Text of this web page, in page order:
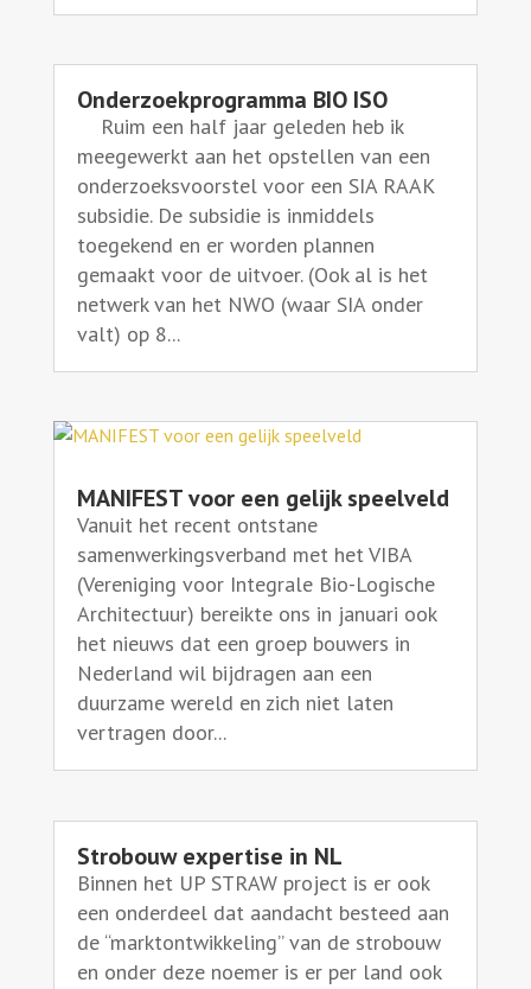
Onderzoekprogramma BIO ISO
Ruim een half jaar geleden heb ik
meegewerkt aan het opstellen van een
onderzoeksvoorstel voor een SIA RAAK
subsidie. De subsidie is inmiddels
toegekend en er worden plannen
gemaakt voor de uitvoer. (Ook al is het
netwerk van het NWO (waar SIA onder
valt) op 8...
MANIFEST voor een gelijk speelveld
Vanuit het recent ontstane
samenwerkingsverband met het VIBA
(Vereniging voor Integrale Bio-Logische
Architectuur) bereikte ons in januari ook
het nieuws dat een groep bouwers in
Nederland wil bijdragen aan een
duurzame wereld en zich niet laten
vertragen door...
Strobouw expertise in NL
Binnen het UP STRAW project is er ook
een onderdeel dat aandacht besteed aan
de “marktontwikkeling” van de strobouw
en onder deze noemer is er per land ook